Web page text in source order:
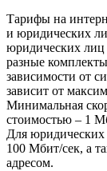
Тарифы на
и юридических
юридических лиц
разные
зависимости от
зависит от
Минимальная
стоимостью – 1
Для юридических
100 Мбит/сек, а
адресом.